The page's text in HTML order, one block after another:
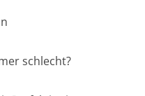
schlecht?